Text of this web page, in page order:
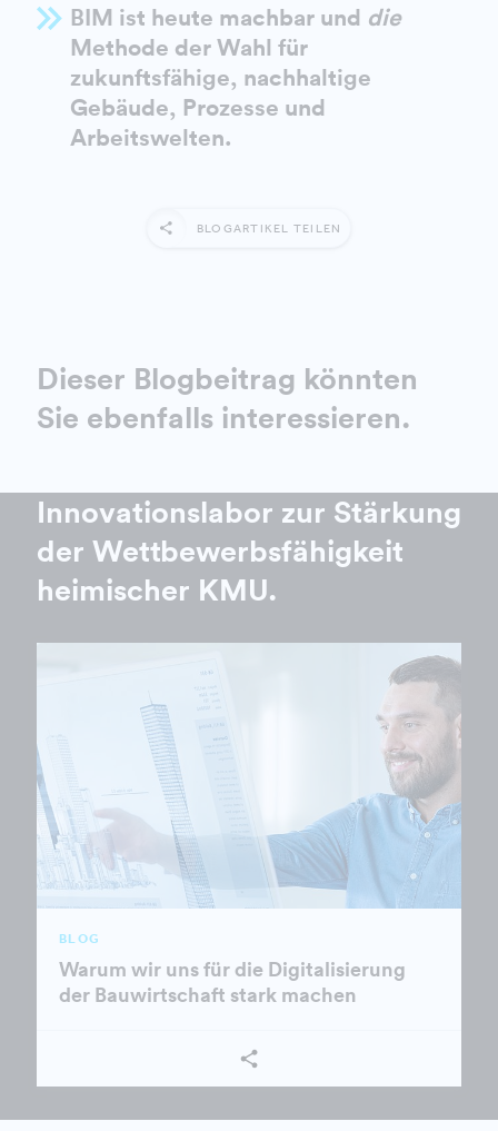
BIM ist heute machbar und die
Methode der Wahl für
zukunftsfähige, nachhaltige
Gebäude, Prozesse und
Arbeitswelten.
BLOGARTIKEL TEILEN
Dieser Blogbeitrag könnten
Sie ebenfalls interessieren.
Innovationslabor zur Stärkung
der Wettbewerbsfähigkeit
heimischer KMU.
BLOG
Warum wir uns für die Digitalisierung
der Bauwirtschaft stark machen